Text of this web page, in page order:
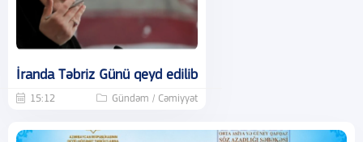
İranda Təbriz Günü qeyd edilib
15:12 Gündəm / Cəmiyyət